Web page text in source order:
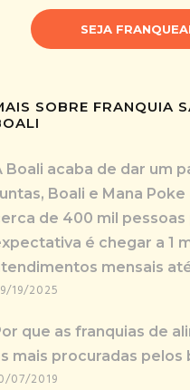
SEJA
SOBRE FRANQUIA
Boali acaba de dar um
Boali e Mana
de 400 mil pessoas
é chegar a 1
mensais
19/2025
que as franquias de
mais procuradas pelos
07/2019